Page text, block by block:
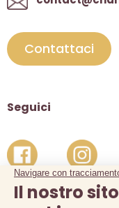
Contattaci
Seguici